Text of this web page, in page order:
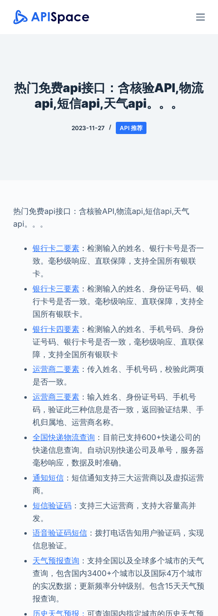
跳
过
热门免费api接口：含核验API,物流
api,短信api,天气api。。。
2023-11-27 API 推荐
热门免费api接口：含核验API,物流api,短信api,天气
api。。。
银行卡二要素：检测输入的姓名、银行卡号是否一
致。毫秒级响应、直联保障，支持全国所有银联
卡。
银行卡三要素：检测输入的姓名、身份证号码、银
行卡号是否一致。毫秒级响应、直联保障，支持全
国所有银联卡。
银行卡四要素：检测输入的姓名、手机号码、身份
证号码、银行卡号是否一致，毫秒级响应、直联保
障，支持全国所有银联卡
运营商二要素：传入姓名、手机号码，校验此两项
是否一致。
运营商三要素：输入姓名、身份证号码、手机号
码，验证此三种信息是否一致，返回验证结果、手
机归属地、运营商名称。
全国快递物流查询 ：目前已支持600+快递公司的
快递信息查询。自动识别快递公司及单号，服务器
毫秒响应，数据及时准确。
通知短信：短信通知支持三大运营商以及虚拟运营
商。
短信验证码：支持三大运营商，支持大容量高并
发。
语音验证码短信：拨打电话告知用户验证码，实现
信息验证。
天气预报查询 ：支持全国以及全球多个城市的天气
查询，包含国内3400+个城市以及国际4万个城市
的实况数据；更新频率分钟级别。包含15天天气预
报查询。
历史天气预报： 可查询国内指定城市的历史天气预